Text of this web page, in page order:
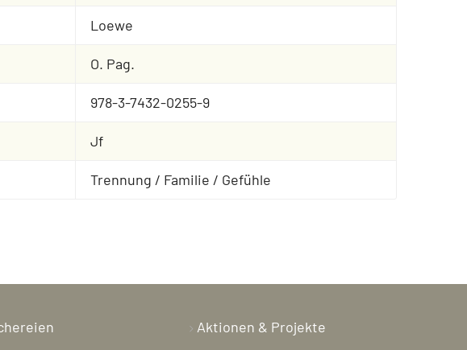
Loewe
O. Pag.
978-3-7432-0255-9
Jf
Trennung / Familie / Gefühle
Aktionen & Projekte